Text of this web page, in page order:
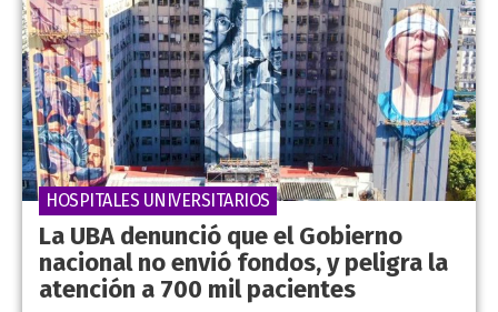
La UBA denunció que el Gobierno
nacional no envió fondos, y peligra la
atención a 700 mil pacientes
HOSPITALES UNIVERSITARIOS